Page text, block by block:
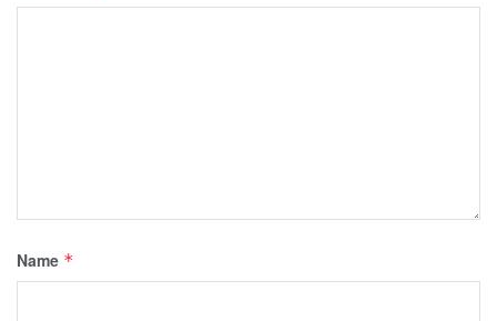
Name *